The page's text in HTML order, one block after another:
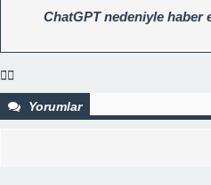
ChatGPT nedeniyle
Yorumlar